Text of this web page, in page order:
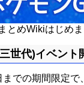
とめWikiはじめま
世代)イベント
での期間限定で